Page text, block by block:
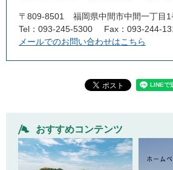
〒809-8501
福岡県中間市中間一丁目
Tel：093‐245‐5300
Fax：
メールでのお問い合わせはこちら
おすすめコンテンツ